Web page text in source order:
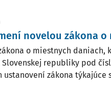
novelou zákona
o miestnych daniach,
Slovenskej republiky pod
ustanovení zákona